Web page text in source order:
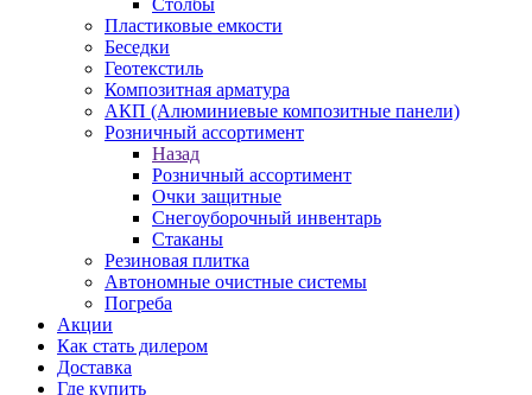
Столбы
Пластиковые емкости
Беседки
Геотекстиль
Композитная арматура
АКП (Алюминиевые композитные панели)
Розничный ассортимент
Назад
Розничный ассортимент
Очки защитные
Снегоуборочный инвентарь
Стаканы
Резиновая плитка
Автономные очистные системы
Погреба
Акции
Как стать дилером
Доставка
Где купить